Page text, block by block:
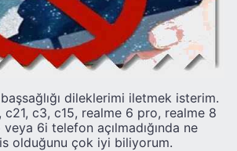
dileklerimi iletmek isterim.
c21, c3, c15, realme 6 pro, realme 8
6i telefon açılmadığında ne
olduğunu çok iyi biliyorum.